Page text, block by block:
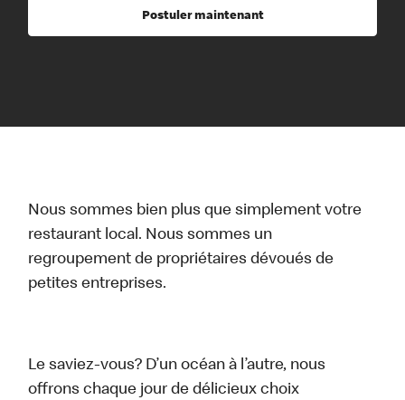
Postuler maintenant
Nous sommes bien plus que simplement votre
restaurant local. Nous sommes un
regroupement de propriétaires dévoués de
petites entreprises.
Le saviez-vous? D’un océan à l’autre, nous
offrons chaque jour de délicieux choix